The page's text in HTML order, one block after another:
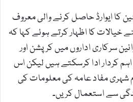
کا ایوارڈ حاصل کرنے والی معروف
خیالات کا اظہار کرتے ہوئے کہا کہ
سرکاری اداروں میں کرپشن اور
کردار ادا کرسکتے ہیں لیکن اس
مفاد عامہ کی معلومات کی
سے استعمال کریں۔